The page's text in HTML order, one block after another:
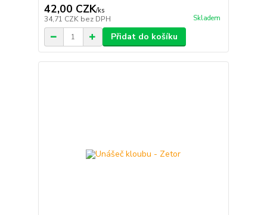
42,00 CZK/ks
34,71 CZK bez DPH Skladem
Přidat do košíku